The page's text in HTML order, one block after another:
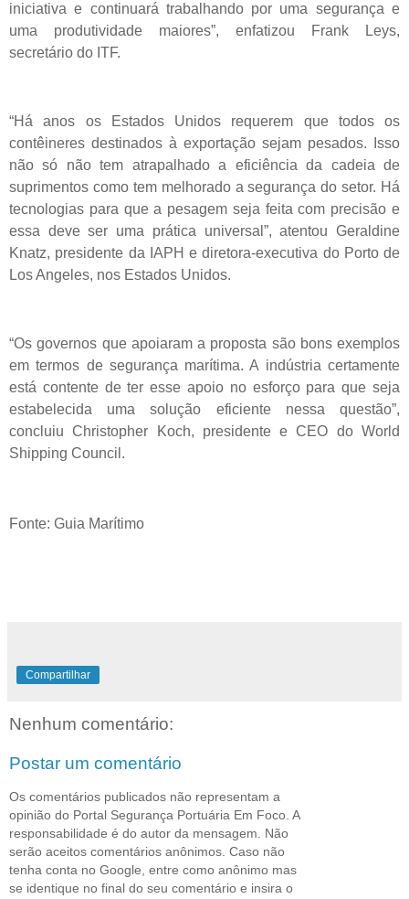
iniciativa e continuará trabalhando por uma segurança e
uma produtividade maiores”, enfatizou Frank Leys,
secretário do ITF.
“Há anos os Estados Unidos requerem que todos os
contêineres destinados à exportação sejam pesados. Isso
não só não tem atrapalhado a eficiência da cadeia de
suprimentos como tem melhorado a segurança do setor. Há
tecnologias para que a pesagem seja feita com precisão e
essa deve ser uma prática universal”, atentou Geraldine
Knatz, presidente da IAPH e diretora-executiva do Porto de
Los Angeles, nos Estados Unidos.
“Os governos que apoiaram a proposta são bons exemplos
em termos de segurança marítima. A indústria certamente
está contente de ter esse apoio no esforço para que seja
estabelecida uma solução eficiente nessa questão”,
concluiu Christopher Koch, presidente e CEO do World
Shipping Council.
Fonte: Guia Marítimo
Compartilhar
Nenhum comentário:
Postar um comentário
Os comentários publicados não representam a
opinião do Portal Segurança Portuária Em Foco. A
responsabilidade é do autor da mensagem. Não
serão aceitos comentários anônimos. Caso não
tenha conta no Google, entre como anônimo mas
se identique no final do seu comentário e insira o